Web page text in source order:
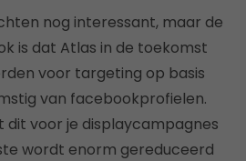
nog interessant, maar de
is dat Atlas in de toekomst
voor targeting op basis
van facebookprofielen.
dit voor je displaycampagnes
wordt enorm gereduceerd